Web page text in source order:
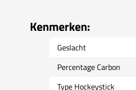
Kenmerken:
Geslacht
Percentage Carbon
Type Hockeystick